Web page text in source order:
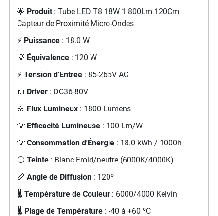
🌟 Produit: Tube LED T8 18W 1 800Lm 120Cm
Capteur de Proximité Micro-Ondes
⚡ Puissance: 18.0 W
💡 Équivalence: 120 W
⚡ Tension d'Entrée: 85-265V AC
🔌 Driver: DC36-80V
🔆 Flux Lumineux: 1800 Lumens
💡 Efficacité Lumineuse: 100 Lm/W
💡 Consommation d'Énergie: 18.0 kWh / 1000h
⚪ Teinte: Blanc Froid/neutre (6000K/4000K)
📏 Angle de Diffusion: 120º
🌡️ Température de Couleur: 6000/4000 Kelvin
🌡️ Plage de Température: -40 à +60 ºC